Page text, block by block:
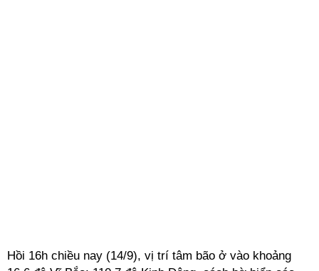
Hồi 16h chiều nay (14/9), vị trí tâm bão ở vào khoảng